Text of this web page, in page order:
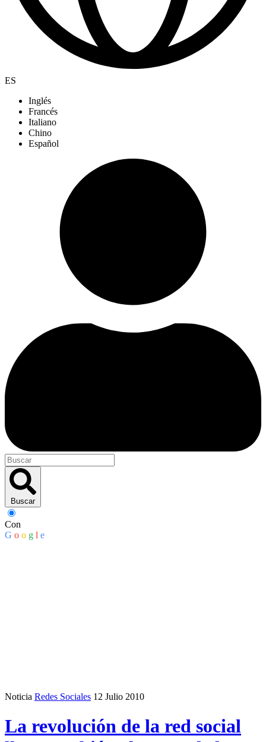
ES
Inglés
Francés
Italiano
Chino
Español
Buscar
Con
G o o g l e
Noticia Redes Sociales 12 Julio 2010
La revolución de la red social